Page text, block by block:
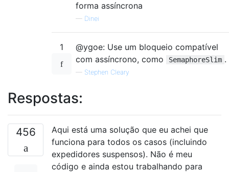
forma assíncrona
— Dinei
1
@ygoe: Use um bloqueio compatível
com assíncrono, como
SemaphoreSlim .
— Stephen Cleary
Respostas:
456
Aqui está uma solução que eu achei que
funciona para todos os casos (incluindo
expedidores suspensos). Não é meu
código e ainda estou trabalhando para